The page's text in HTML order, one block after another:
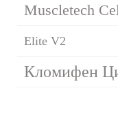
Muscletech
Elite V2
Кломифен